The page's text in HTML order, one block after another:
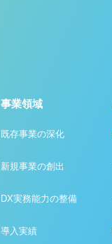
事業領域
既存事業の深化
新規事業の創出
DX実務能力の整備
導入実績